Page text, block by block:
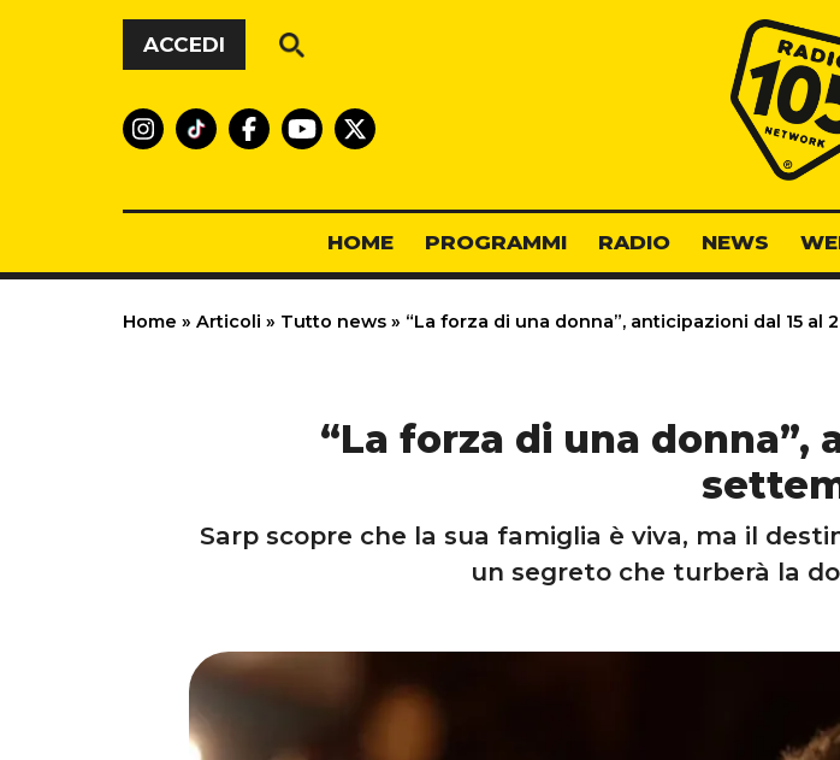
Vai al contenuto
ACCEDI
HOME PROGRAMMI RADIO NEWS
Home » Articoli » Tutto news » “La forza di una donna”, anticipazioni dal 15 al
“La forza di una donna”,
Sarp scopre che la sua famiglia è viva, ma il
un segreto che turberà la